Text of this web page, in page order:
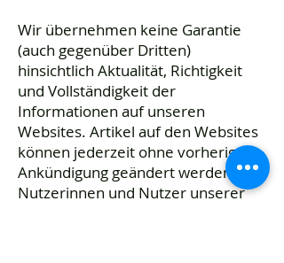
Wir übernehmen keine Garantie
(auch gegenüber Dritten)
hinsichtlich Aktualität, Richtigkeit
und Vollständigkeit der
Informationen auf unseren
Websites. Artikel auf den Websites
können jederzeit ohne vorherige
Ankündigung geändert werden.
Nutzerinnen und Nutzer unserer